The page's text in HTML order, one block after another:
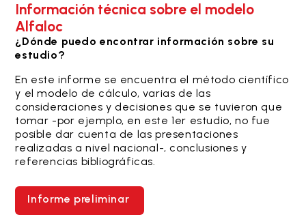
Información técnica sobre el modelo
Alfaloc
¿Dónde puedo encontrar información sobre su
estudio?
En este informe se encuentra el método científico
y el modelo de cálculo, varias de las
consideraciones y decisiones que se tuvieron que
tomar -por ejemplo, en este 1er estudio, no fue
posible dar cuenta de las presentaciones
realizadas a nivel nacional-, conclusiones y
referencias bibliográficas.
Informe preliminar